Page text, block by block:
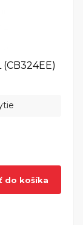
(CB324EE)
do košíka